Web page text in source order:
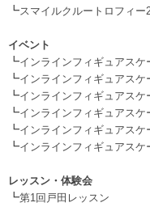
┗スマイルクルートロフィー
イベント
┗インラインフィギュアス
┗インラインフィギュアス
┗インラインフィギュアス
┗インラインフィギュアス
┗インラインフィギュアス
┗インラインフィギュアス
レッスン・体験会
┗第1回戸田レッスン